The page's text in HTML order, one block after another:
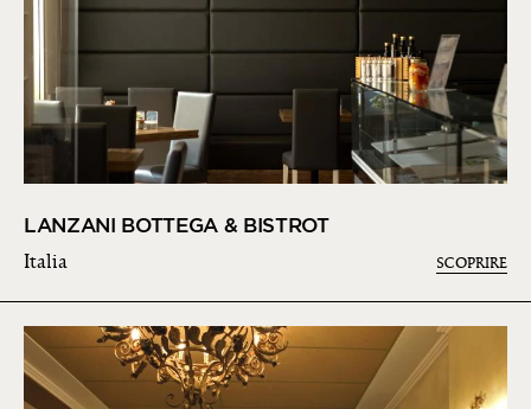
LANZANI BOTTEGA & BISTROT
Italia SCOPRIRE